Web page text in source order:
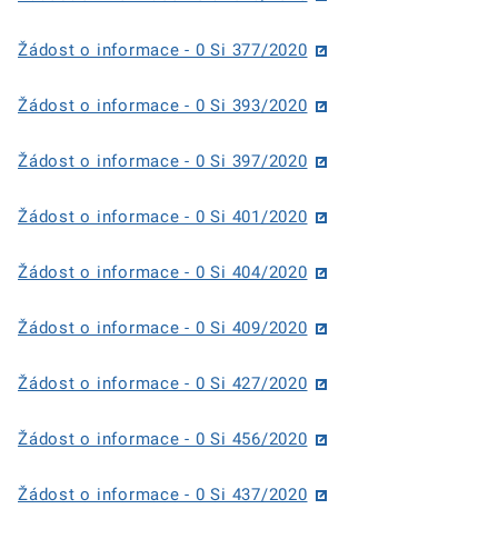
Žádost o informace - 0 Si 377/2020
Žádost o informace - 0 Si 393/2020
Žádost o informace - 0 Si 397/2020
Žádost o informace - 0 Si 401/2020
Žádost o informace - 0 Si 404/2020
Žádost o informace - 0 Si 409/2020
Žádost o informace - 0 Si 427/2020
Žádost o informace - 0 Si 456/2020
Žádost o informace - 0 Si 437/2020